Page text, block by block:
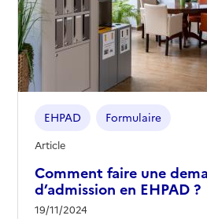
Comment faire une
d’admission en EHPAD ?
19/11/2024
EHPAD Formulaire
Article